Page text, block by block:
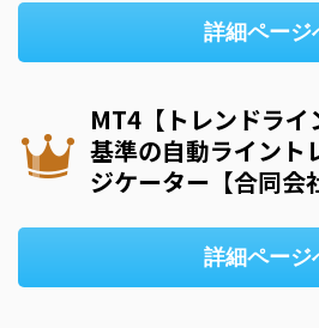
詳細ページ
MT4【トレンドラ
基準の自動ライント
ジケーター【合同会
詳細ページ